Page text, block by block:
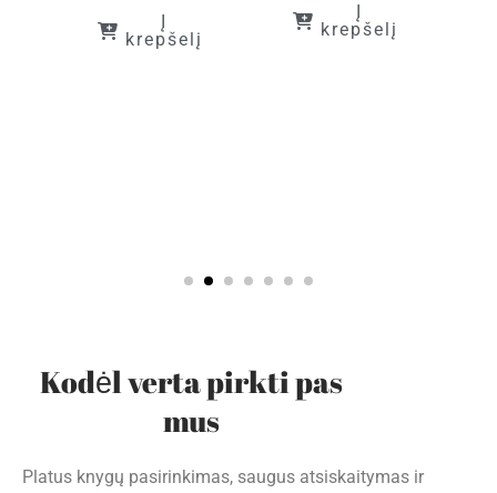
Į
krepšelį
Į
krepšelį
Kodėl verta pirkti pas
mus
Platus knygų pasirinkimas, saugus atsiskaitymas ir